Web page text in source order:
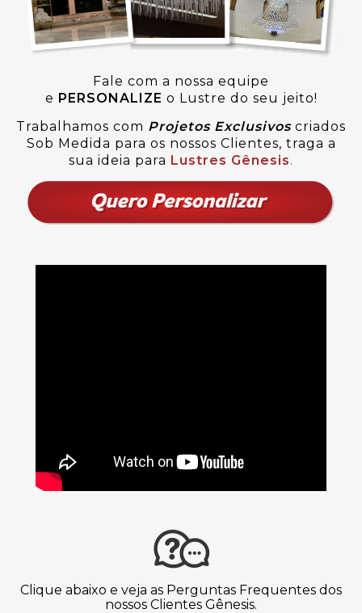
Fale com a nossa equipe
e PERSONALIZE o Lustre do seu jeito!
Trabalhamos com Projetos Exclusivoscriados
Sob Medida para os nossos Clientes, traga a
sua ideia para Lustres Gênesis.
Clique abaixo e veja as Perguntas Frequentes dos
nossos Clientes Gênesis.